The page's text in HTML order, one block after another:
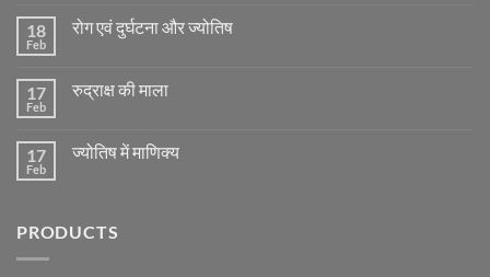
मंगल
के
अनुसार
विचार
18
Feb
रोग एवं दुर्घटना और ज्योतिष
रोग
ज्योतिष
17
Feb
रुद्राक्ष की माला
रुद्राक्ष
17
Feb
ज्योतिष में माणिक्य
में
PRODUCTS